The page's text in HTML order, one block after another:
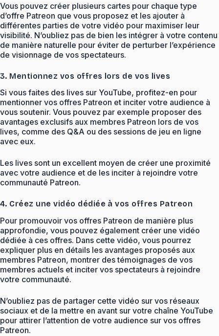
Vous pouvez créer plusieurs cartes pour chaque type
d’offre Patreon que vous proposez et les ajouter à
différentes parties de votre vidéo pour maximiser leur
visibilité. N’oubliez pas de bien les intégrer à votre contenu
de manière naturelle pour éviter de perturber l’expérience
de visionnage de vos spectateurs.
3. Mentionnez vos offres lors de vos lives
Si vous faites des lives sur YouTube, profitez-en pour
mentionner vos offres Patreon et inciter votre audience à
vous soutenir. Vous pouvez par exemple proposer des
avantages exclusifs aux membres Patreon lors de vos
lives, comme des Q&A ou des sessions de jeu en ligne
avec eux.
Les lives sont un excellent moyen de créer une proximité
avec votre audience et de les inciter à rejoindre votre
communauté Patreon.
4. Créez une vidéo dédiée à vos offres Patreon
Pour promouvoir vos offres Patreon de manière plus
approfondie, vous pouvez également créer une vidéo
dédiée à ces offres. Dans cette vidéo, vous pourrez
expliquer plus en détails les avantages proposés aux
membres Patreon, montrer des témoignages de vos
membres actuels et inciter vos spectateurs à rejoindre
votre communauté.
N’oubliez pas de partager cette vidéo sur vos réseaux
sociaux et de la mettre en avant sur votre chaîne YouTube
pour attirer l’attention de votre audience sur vos offres
Patreon.